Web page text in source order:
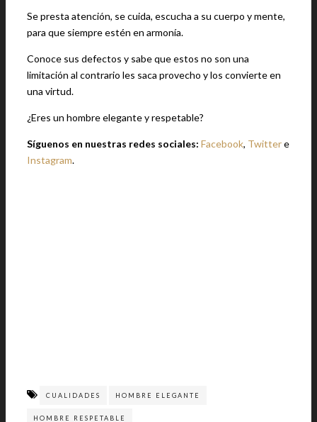
Se presta atención, se cuida, escucha a su cuerpo y mente,
para que siempre estén en armonía.
Conoce sus defectos y sabe que estos no son una
limitación al contrario les saca provecho y los convierte en
una virtud.
¿Eres un hombre elegante y respetable?
Síguenos en nuestras redes sociales: Facebook, Twittere
Instagram.
CUALIDADES HOMBRE ELEGANTE
HOMBRE RESPETABLE